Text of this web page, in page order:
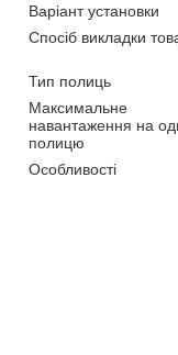
Варіант установки
Спосіб викладки
Тип полиць
Максимальне
навантаження на
полицю
Особливості